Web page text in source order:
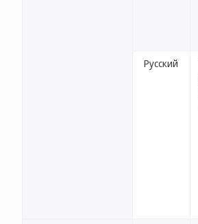
Русский